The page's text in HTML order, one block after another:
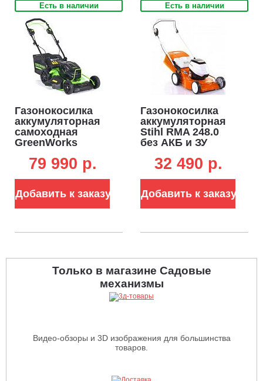
Есть в наличии
Газонокосилка
аккумуляторная
самоходная
GreenWorks
АКБ 5 А/ч и ЗУ
(PRC, BL 82В, 51
под АКБ, 4 в 1, 60
л, 31.2 кг)
79 990 p.
Добавить к заказу
Есть в наличии
Газонокосилка
аккумуляторная
Stihl RMA 248.0
без АКБ и ЗУ
Compact, 46 см.,
несамоходная,
травосборник 55
л., 20,8 кг.)
32 490 p.
Добавить к заказу
Только в магазине Садовые
механизмы
Видео-обзоры и 3D изображения для большинства
товаров.